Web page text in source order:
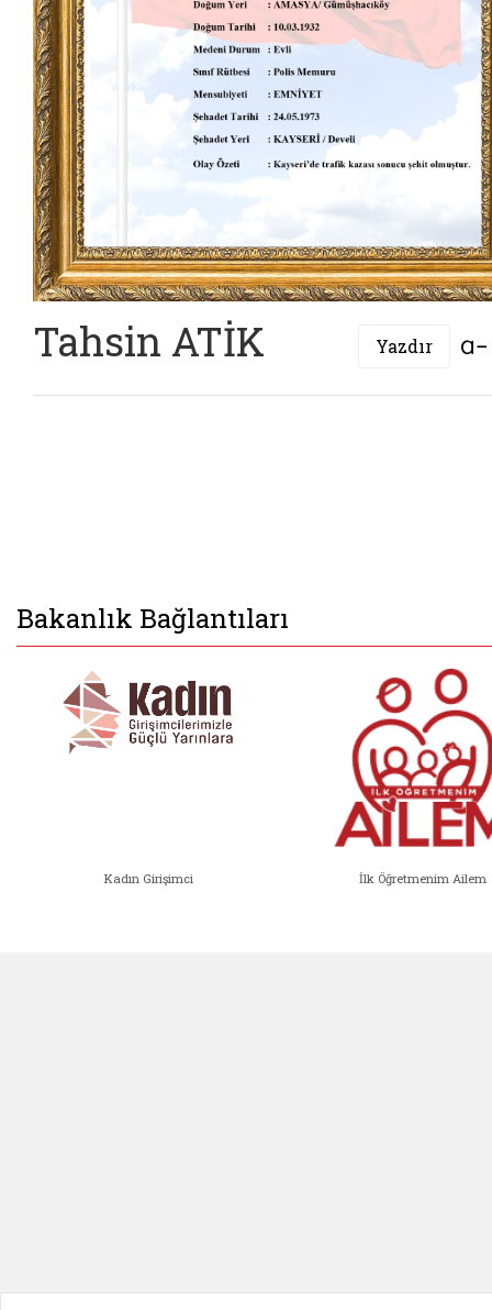
Tahsin ATİK Yazdır
Bakanlık Bağlantıları
Kadın Girişimci İlk Öğretmenim Ailem